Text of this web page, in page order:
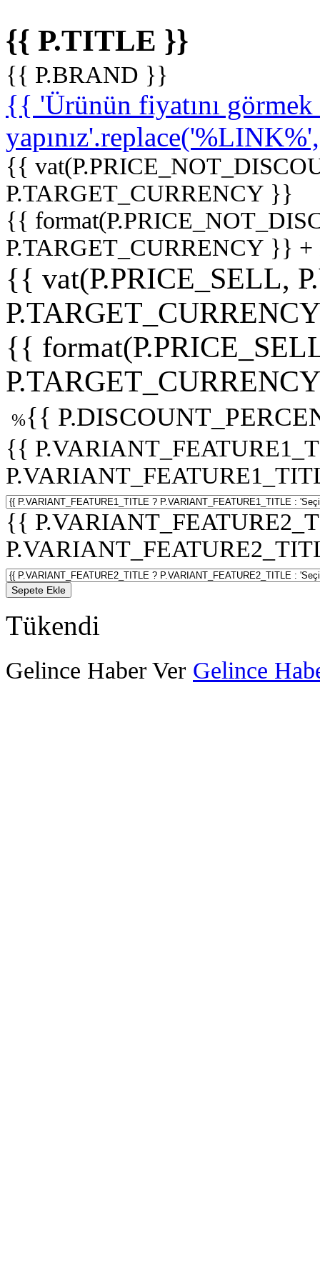
{{ P.TITLE }}
{{ P.BRAND }}
{{ 'Ürünün fiyatını
{{
P.TARGET_CURRENCY }}
{{
P.TARGET_CURRENCY }}
{{ vat(P.PRICE_SELL,
{{
%{{
{{
{{
Sepete Ekle
Tükendi
Gelince Haber Ver Gelince